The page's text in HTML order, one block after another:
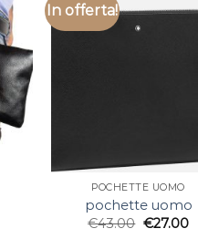
In offerta!
POCHETTE UOMO
pochette uomo
€43.00 €27.00